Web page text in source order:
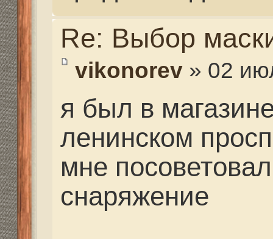
если задавали такие
какой полосе будет
предположительно, в
как часто...тогда
по опыту знаю, что в
менеджеры
товар или мало